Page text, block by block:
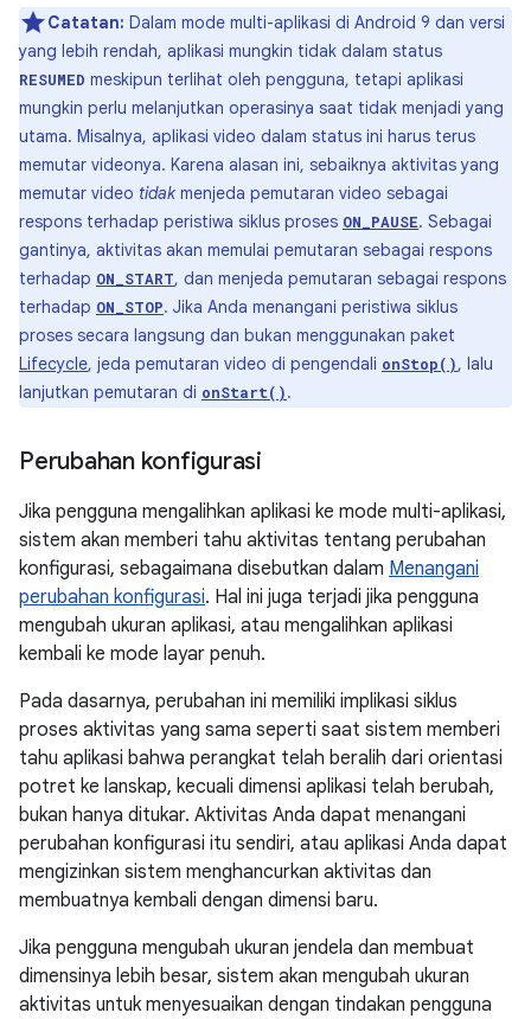
Catatan: Dalam mode multi-aplikasi di Android 9 dan versi
yang lebih rendah, aplikasi mungkin tidak dalam status
RESUMED meskipun terlihat oleh pengguna, tetapi aplikasi
mungkin perlu melanjutkan operasinya saat tidak menjadi yang
utama. Misalnya, aplikasi video dalam status ini harus terus
memutar videonya. Karena alasan ini, sebaiknya aktivitas yang
memutar video tidak menjeda pemutaran video sebagai
respons terhadap peristiwa siklus proses ON_PAUSE. Sebagai
gantinya, aktivitas akan memulai pemutaran sebagai respons
terhadap ON_START, dan menjeda pemutaran sebagai respons
terhadap ON_STOP. Jika Anda menangani peristiwa siklus
proses secara langsung dan bukan menggunakan paket
Lifecycle, jeda pemutaran video di pengendali onStop(), lalu
lanjutkan pemutaran di onStart().
Perubahan konfigurasi
Jika pengguna mengalihkan aplikasi ke mode multi-aplikasi,
sistem akan memberi tahu aktivitas tentang perubahan
konfigurasi, sebagaimana disebutkan dalam Menangani
perubahan konfigurasi. Hal ini juga terjadi jika pengguna
mengubah ukuran aplikasi, atau mengalihkan aplikasi
kembali ke mode layar penuh.
Pada dasarnya, perubahan ini memiliki implikasi siklus
proses aktivitas yang sama seperti saat sistem memberi
tahu aplikasi bahwa perangkat telah beralih dari orientasi
potret ke lanskap, kecuali dimensi aplikasi telah berubah,
bukan hanya ditukar. Aktivitas Anda dapat menangani
perubahan konfigurasi itu sendiri, atau aplikasi Anda dapat
mengizinkan sistem menghancurkan aktivitas dan
membuatnya kembali dengan dimensi baru.
Jika pengguna mengubah ukuran jendela dan membuat
dimensinya lebih besar, sistem akan mengubah ukuran
aktivitas untuk menyesuaikan dengan tindakan pengguna